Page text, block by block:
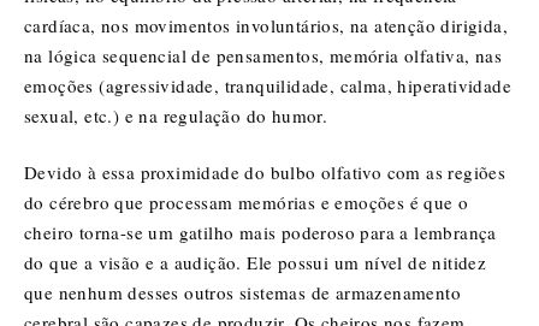
cardíaca, nos movimentos involuntários, na atenção dirigida,
na lógica sequencial de pensamentos, memória olfativa, nas
emoções (agressividade, tranquilidade, calma, hiperatividade
sexual, etc.) e na regulação do humor.
Devido à essa proximidade do bulbo olfativo com as regiões
do cérebro que processam memórias e emoções é que o
cheiro torna-se um gatilho mais poderoso para a lembrança
do que a visão e a audição. Ele possui um nível de nitidez
que nenhum desses outros sistemas de armazenamento